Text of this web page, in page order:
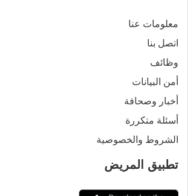
معلومات عنا
اتصل بنا
وظائف
أمن البيانات
أخبار وصحافة
أسئلة متكررة
الشروط والخصوصية
تطبيق المريض